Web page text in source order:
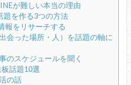
が難しい本当の理由
題を作る3つの方法
報をリサーチする
会った場所・人）を話題の軸に
のスケジュールを聞く
話題10選
の話